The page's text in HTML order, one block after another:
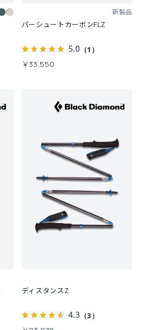
新製品
パーシュートカーボンFLZ
5.0 （1）
￥33,550
ディスタンスZ
4.3 （3）